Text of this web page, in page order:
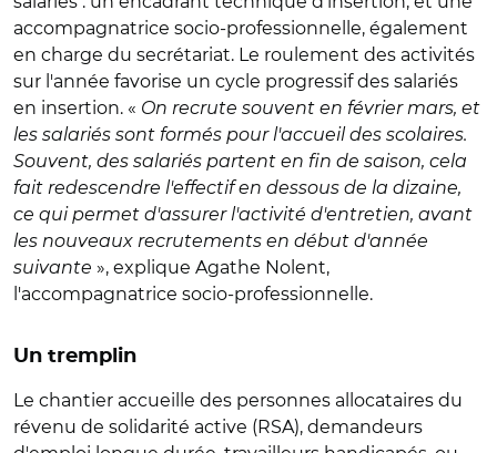
accompagnatrice socio-professionnelle, également
en charge du secrétariat. Le roulement des activités
sur l'année favorise un cycle progressif des salariés
en insertion. « On recrute souvent en février mars, et
les salariés sont formés pour l'accueil des scolaires.
Souvent, des salariés partent en fin de saison, cela
fait redescendre l'effectif en dessous de la dizaine,
ce qui permet d'assurer l'activité d'entretien, avant
les nouveaux recrutements en début d'année
suivante », explique Agathe Nolent,
l'accompagnatrice socio-professionnelle.
Un tremplin
Le chantier accueille des personnes allocataires du
révenu de solidarité active (RSA), demandeurs